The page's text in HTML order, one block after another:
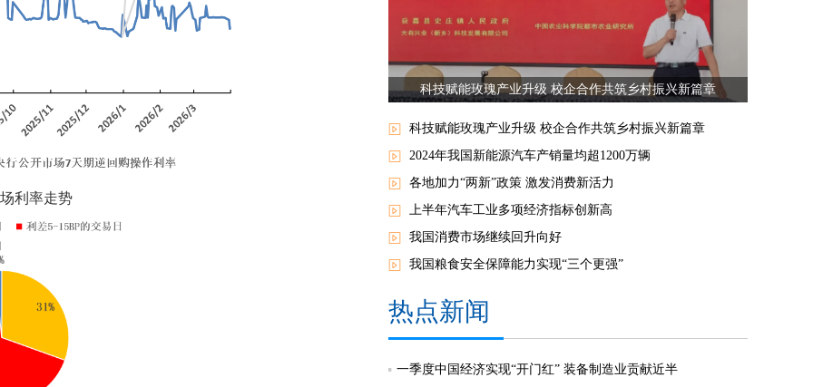
利率走势
科技赋能玫瑰产业升级 校企合作共筑乡村振兴新篇章
科技赋能玫瑰产业升级 校企合作共筑乡村振兴新篇章
2024年我国新能源汽车产销量均超1200万辆
各地加力“两新”政策 激发消费新活力
上半年汽车工业多项经济指标创新高
我国消费市场继续回升向好
我国粮食安全保障能力实现“三个更强”
热点新闻
一季度中国经济实现“开门红” 装备制造业贡献近半